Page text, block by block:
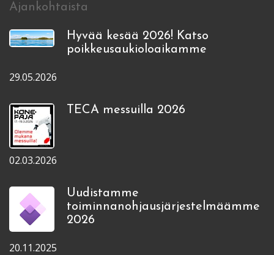
Ajankohtaista
Hyvää kesää 2026! Katso
poikkeusaukioloaikamme
29.05.2026
TECA messuilla 2026
02.03.2026
Uudistamme
toiminnanohjausjärjestelmäämme
2026
20.11.2025